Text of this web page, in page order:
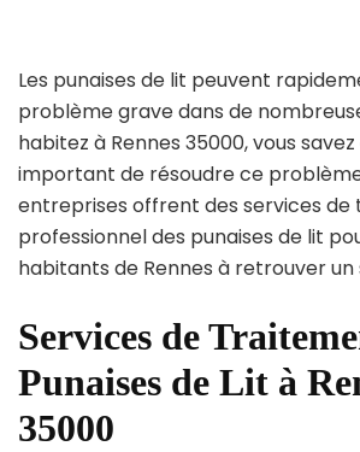
Les punaises de lit peuvent
problème grave dans de
habitez à Rennes 35000, vous
important de résoudre ce
entreprises offrent des services
professionnel des punaises de lit
habitants de Rennes à retrouver un
Services de
Punaises de Lit à
35000